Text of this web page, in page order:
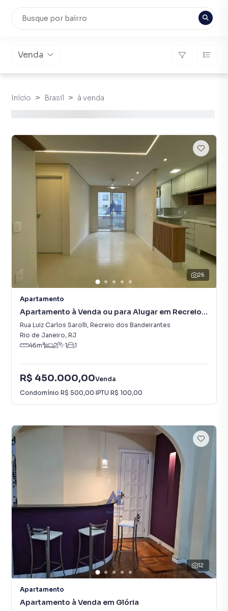
Venda
Início Brasil à venda
26
Apartamento
Apartamento à Venda ou para Alugar em Recreio
dos Bandeirantes
Rua Luiz Carlos Sarolli, Recreio dos Bandeirantes
Rio de Janeiro, RJ
46m² 2 1 1
R$ 450.000,00Venda
Condomínio R$ 500,00·IPTU R$ 100,00
12
Apartamento
Apartamento à Venda em Glória